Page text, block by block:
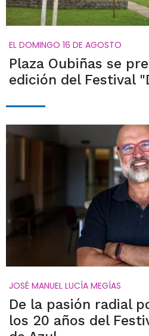
EL DOMINGO 16 DE AGOSTO
Plaza Oubiñas se
edición del Festival
JOSÉ MANUEL LUCÍA MEGÍAS
De la pasión radial
los 20 años del